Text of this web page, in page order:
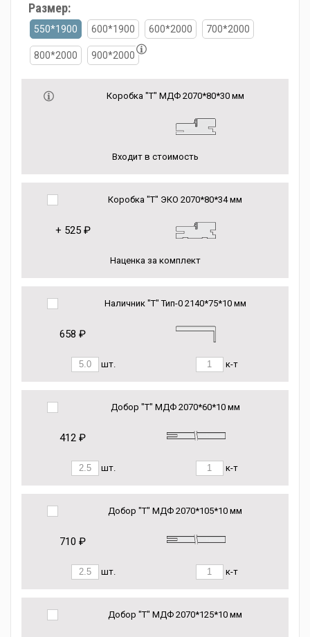
Размер:
550*1900 600*1900 600*2000 700*2000
800*2000 900*2000
Коробка "Т" МДФ 2070*80*30 мм
Входит в стоимость
Коробка "Т" ЭКО 2070*80*34 мм
+ 525 ₽
Наценка за комплект
Наличник "Т" Тип-0 2140*75*10 мм
658 ₽
шт. к-т
Добор "Т" МДФ 2070*60*10 мм
412 ₽
шт. к-т
Добор "Т" МДФ 2070*105*10 мм
710 ₽
шт. к-т
Добор "Т" МДФ 2070*125*10 мм